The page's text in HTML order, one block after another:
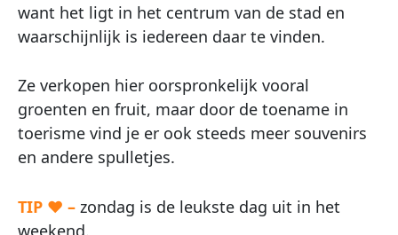
want het ligt in het centrum van de stad en
waarschijnlijk is iedereen daar te vinden.
Ze verkopen hier oorspronkelijk vooral
groenten en fruit, maar door de toename in
toerisme vind je er ook steeds meer souvenirs
en andere spulletjes.
TIP ♥ – zondag is de leukste dag uit in het